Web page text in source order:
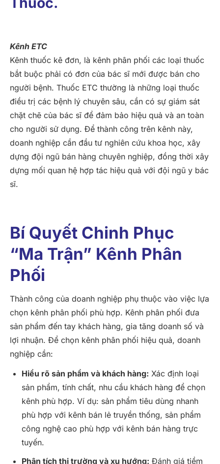
Kênh ETC
Kênh thuốc kê đơn, là kênh phân phối các loại thuốc
bắt buộc phải có đơn của bác sĩ mới được bán cho
người bệnh. Thuốc ETC thường là những loại thuốc
điều trị các bệnh lý chuyên sâu, cần có sự giám sát
chặt chẽ của bác sĩ để đảm bảo hiệu quả và an toàn
cho người sử dụng. Để thành công trên kênh này,
doanh nghiệp cần đầu tư nghiên cứu khoa học, xây
dựng đội ngũ bán hàng chuyên nghiệp, đồng thời xây
dựng mối quan hệ hợp tác hiệu quả với đội ngũ y bác
sĩ.
Bí Quyết Chinh Phục
“ma Trận” Kênh Phân
Phối
Thành công của doanh nghiệp phụ thuộc vào việc lựa
chọn kênh phân phối phù hợp. Kênh phân phối đưa
sản phẩm đến tay khách hàng, gia tăng doanh số và
lợi nhuận. Để chọn kênh phân phối hiệu quả, doanh
nghiệp cần:
Hiểu rõ sản phẩm và khách hàng: Xác định loại
sản phẩm, tính chất, nhu cầu khách hàng để chọn
kênh phù hợp. Ví dụ: sản phẩm tiêu dùng nhanh
phù hợp với kênh bán lẻ truyền thống, sản phẩm
công nghệ cao phù hợp với kênh bán hàng trực
tuyến.
Phân tích thị trường và xu hướng: Đánh giá tiềm